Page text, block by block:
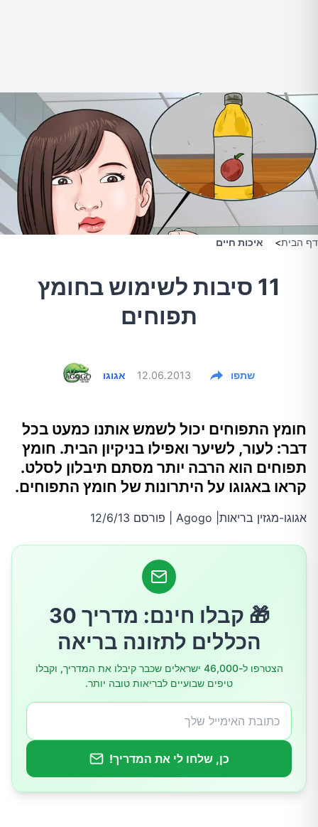
דף הבית> איכות חיים
11 סיבות לשימוש בחומץ
תפוחים
אגוגו 12.06.2013 שתפו
חומץ התפוחים יכול לשמש אותנו כמעט בכל
דבר: לעור, לשיער ואפילו בניקיון הבית. חומץ
תפוחים הוא הרבה יותר מסתם תיבלון לסלט.
קראו באגוגו על היתרונות של חומץ התפוחים.
אגוגו-מגזין בריאות| Agogo | פורסם 12/6/13
🎁 קבלו חינם: מדריך 30
הכללים לתזונה בריאה
הצטרפו ל-46,000 ישראלים שכבר קיבלו את המדריך, וקבלו
טיפים שבועיים לבריאות טובה יותר.
כן, שלחו לי את המדריך!